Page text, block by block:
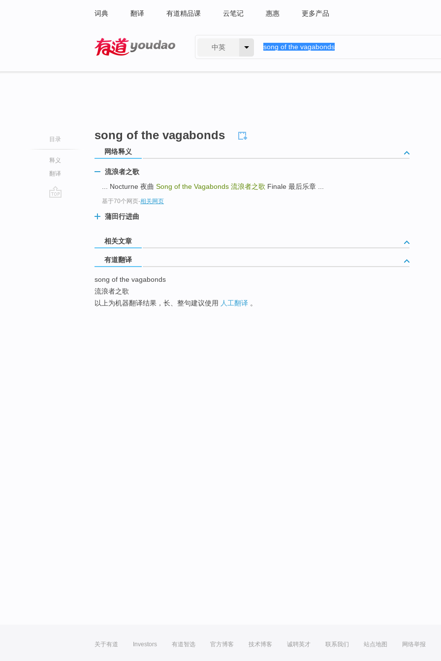
词典 翻译 有道精品课 云笔记 惠惠 更多产品
中英
目录
释义
翻译
song of the vagabonds
网络释义
流浪者之歌
... Nocturne 夜曲 Song of the Vagabonds 流浪者之歌 Finale 最后乐章 ...
基于70个网页-相关网页
蒲田行进曲
相关文章
有道翻译
song of the vagabonds
流浪者之歌
以上为机器翻译结果，长、整句建议使用 人工翻译 。
关于有道 Investors 有道智选 官方博客 技术博客 诚聘英才 联系我们 站点地图 网络举报